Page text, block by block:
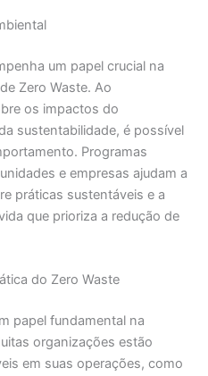
um papel crucial na
Zero Waste. Ao
os impactos do
sustentabilidade, é possível
Programas
e empresas ajudam a
práticas sustentáveis e a
que prioriza a redução de
do Zero Waste
papel fundamental na
organizações estão
em suas operações, como